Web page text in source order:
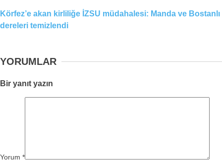
Körfez’e akan kirliliğe İZSU müdahalesi: Manda ve Bostanlı
dereleri temizlendi
YORUMLAR
Bir yanıt yazın
Yorum *